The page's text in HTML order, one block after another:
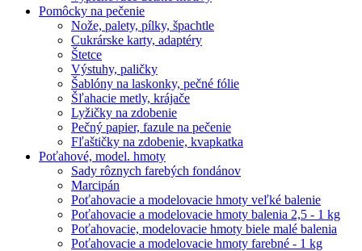
Pomôcky na pečenie
Nože, palety, pílky, špachtle
Cukrárske karty, adaptéry
Štetce
Výstuhy, paličky
Šablóny na laskonky, pečné fólie
Šľahacie metly, krájače
Lyžičky na zdobenie
Pečný papier, fazule na pečenie
Fľaštičky na zdobenie, kvapkatka
Poťahové, model. hmoty
Sady rôznych farebých fondánov
Marcipán
Poťahovacie a modelovacie hmoty veľké balenie
Poťahovacie a modelovacie hmoty balenia 2,5 - 1 kg
Poťahovacie, modelovacie hmoty biele malé balenia
Poťahovacie a modelovacie hmoty farebné - 1 kg